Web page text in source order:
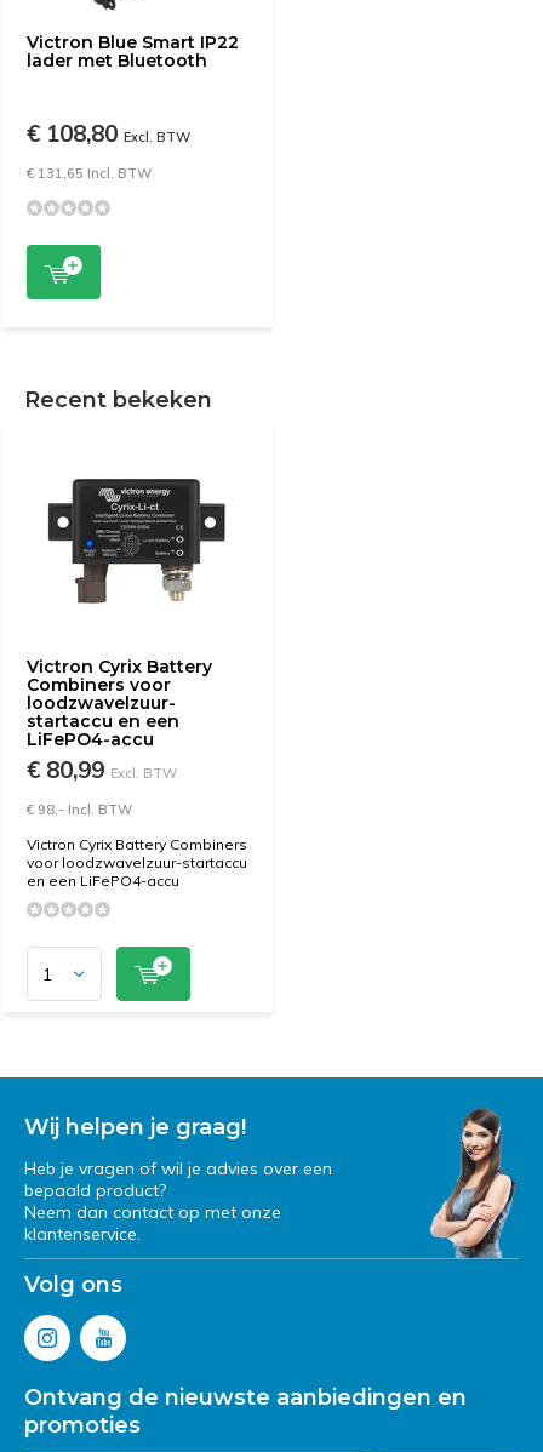
Victron Blue Smart IP22
lader met Bluetooth
€ 108,80 Excl. BTW
€ 131,65 Incl. BTW
Recent bekeken
Victron Cyrix Battery
Combiners voor
loodzwavelzuur-
startaccu en een
LiFePO4-accu
€ 80,99 Excl. BTW
€ 98,- Incl. BTW
Victron Cyrix Battery Combiners
voor loodzwavelzuur-startaccu
en een LiFePO4-accu
Wij helpen je graag!
Heb je vragen of wil je advies over een
bepaald product?
Neem dan contact op met onze
klantenservice.
Volg ons
Ontvang de nieuwste aanbiedingen en
promoties